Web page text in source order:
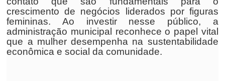
crescimento de negócios liderados por figuras
femininas. Ao investir nesse público, a
administração municipal reconhece o papel vital
que a mulher desempenha na sustentabilidade
econômica e social da comunidade.